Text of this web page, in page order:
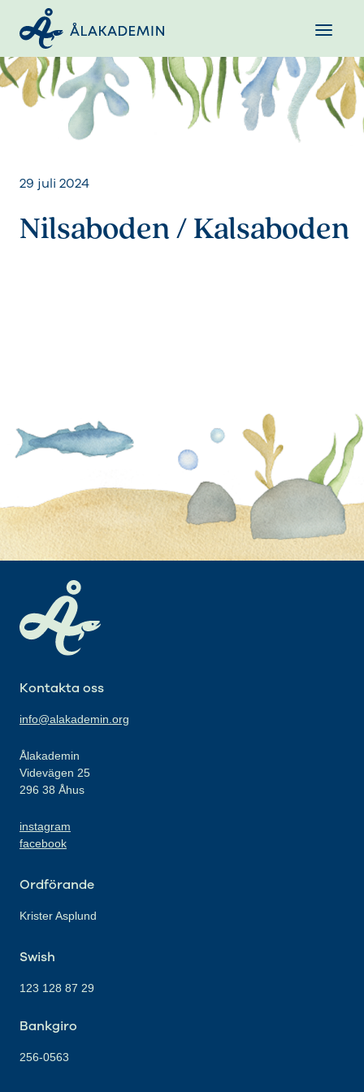
29 juli 2024
Nilsaboden / Kalsaboden
Kontakta oss
info@alakademin.org
Ålakademin
Videvägen 25
296 38 Åhus
instagram
facebook
Ordförande
Krister Asplund
Swish
123 128 87 29
Bankgiro
256-0563